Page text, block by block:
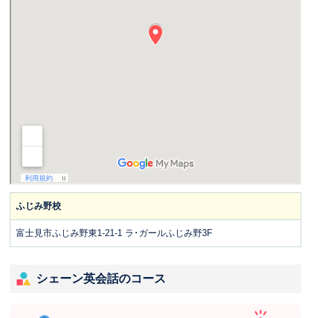
ふじみ野校
富士見市ふじみ野東1-21-1 ラ･ガールふじみ野3F
シェーン英会話のコース